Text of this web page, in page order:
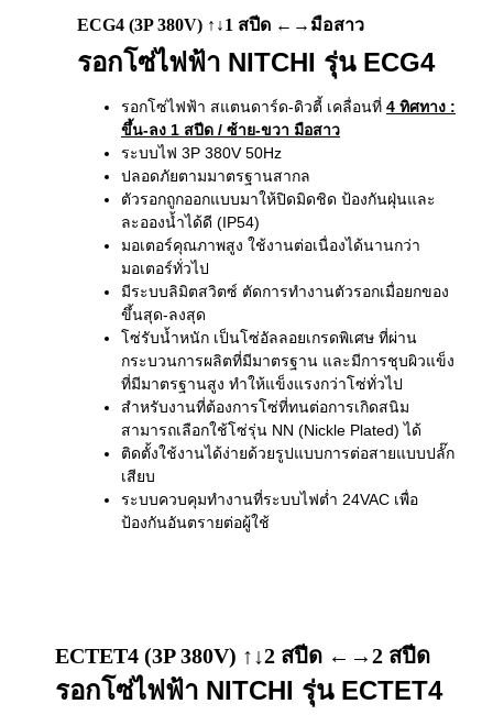
ECG4 (3P 380V) ↑↓1 สปีด ←→มือสาว
รอกโซ่ไฟฟ้า NITCHI รุ่น ECG4
รอกโซ่ไฟฟ้า สแตนดาร์ด-ดิวตี้ เคลื่อนที่ 4 ทิศทาง :
ขึ้น-ลง 1 สปีด / ซ้าย-ขวา มือสาว
ระบบไฟ 3P 380V 50Hz
ปลอดภัยตามมาตรฐานสากล
ตัวรอกถูกออกแบบมาให้ปิดมิดชิด ป้องกันฝุ่นและ
ละอองน้ำได้ดี (IP54)
มอเตอร์คุณภาพสูง ใช้งานต่อเนื่องได้นานกว่า
มอเตอร์ทั่วไป
มีระบบลิมิตสวิตซ์ ตัดการทำงานตัวรอกเมื่อยกของ
ขึ้นสุด-ลงสุด
โซ่รับน้ำหนัก เป็นโซ่อัลลอยเกรดพิเศษ ที่ผ่าน
กระบวนการผลิตที่มีมาตรฐาน และมีการชุบผิวแข็ง
ที่มีมาตรฐานสูง ทำให้แข็งแรงกว่าโซ่ทั่วไป
สำหรับงานที่ต้องการโซ่ที่ทนต่อการเกิดสนิม
สามารถเลือกใช้โซ่รุ่น NN (Nickle Plated) ได้
ติดตั้งใช้งานได้ง่ายด้วยรูปแบบการต่อสายแบบปลั๊ก
เสียบ
ระบบควบคุมทำงานที่ระบบไฟต่ำ 24VAC เพื่อ
ป้องกันอันตรายต่อผู้ใช้
ECTET4 (3P 380V) ↑↓2 สปีด ←→2 สปีด
รอกโซ่ไฟฟ้า NITCHI รุ่น ECTET4